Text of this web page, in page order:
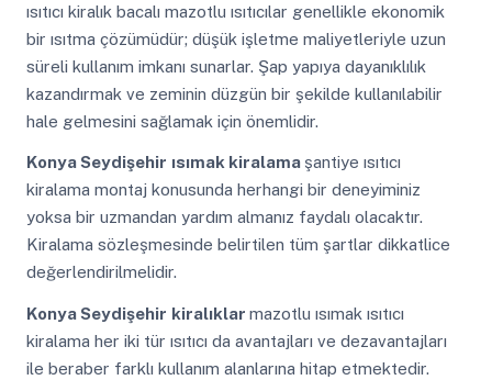
ısıtıcı kiralık bacalı mazotlu ısıtıcılar genellikle ekonomik
bir ısıtma çözümüdür; düşük işletme maliyetleriyle uzun
süreli kullanım imkanı sunarlar. Şap yapıya dayanıklılık
kazandırmak ve zeminin düzgün bir şekilde kullanılabilir
hale gelmesini sağlamak için önemlidir.
Konya Seydişehir ısımak kiralama şantiye ısıtıcı
kiralama montaj konusunda herhangi bir deneyiminiz
yoksa bir uzmandan yardım almanız faydalı olacaktır.
Kiralama sözleşmesinde belirtilen tüm şartlar dikkatlice
değerlendirilmelidir.
Konya Seydişehir kiralıklar mazotlu ısımak ısıtıcı
kiralama her iki tür ısıtıcı da avantajları ve dezavantajları
ile beraber farklı kullanım alanlarına hitap etmektedir.